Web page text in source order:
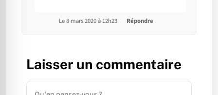
Le 8 mars 2020 à 12h23 Répondre
Laisser un commentaire
Commentaire